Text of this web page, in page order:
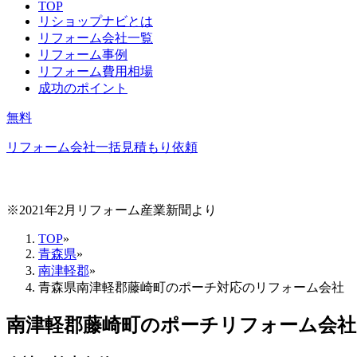
TOP
リショップナビとは
リフォーム会社一覧
リフォーム事例
リフォーム費用相場
成功のポイント
無料
リフォーム会社一括見積もり依頼
※2021年2月リフォーム産業新聞より
TOP»
青森県»
南津軽郡»
青森県南津軽郡藤崎町のポーチ対応のリフォーム会社
南津軽郡藤崎町のポーチリフォーム会